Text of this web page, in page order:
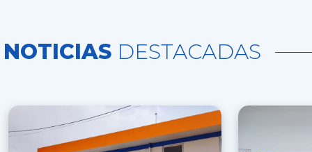
NOTICIAS DESTACADAS